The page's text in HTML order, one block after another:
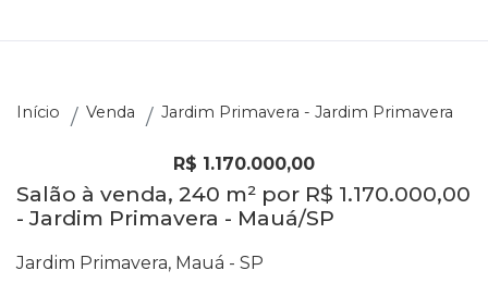
Início Venda Jardim Primavera - Jardim Primavera
R$ 1.170.000,00
Salão à venda, 240 m² por R$ 1.170.000,00
- Jardim Primavera - Mauá/SP
Jardim Primavera, Mauá - SP